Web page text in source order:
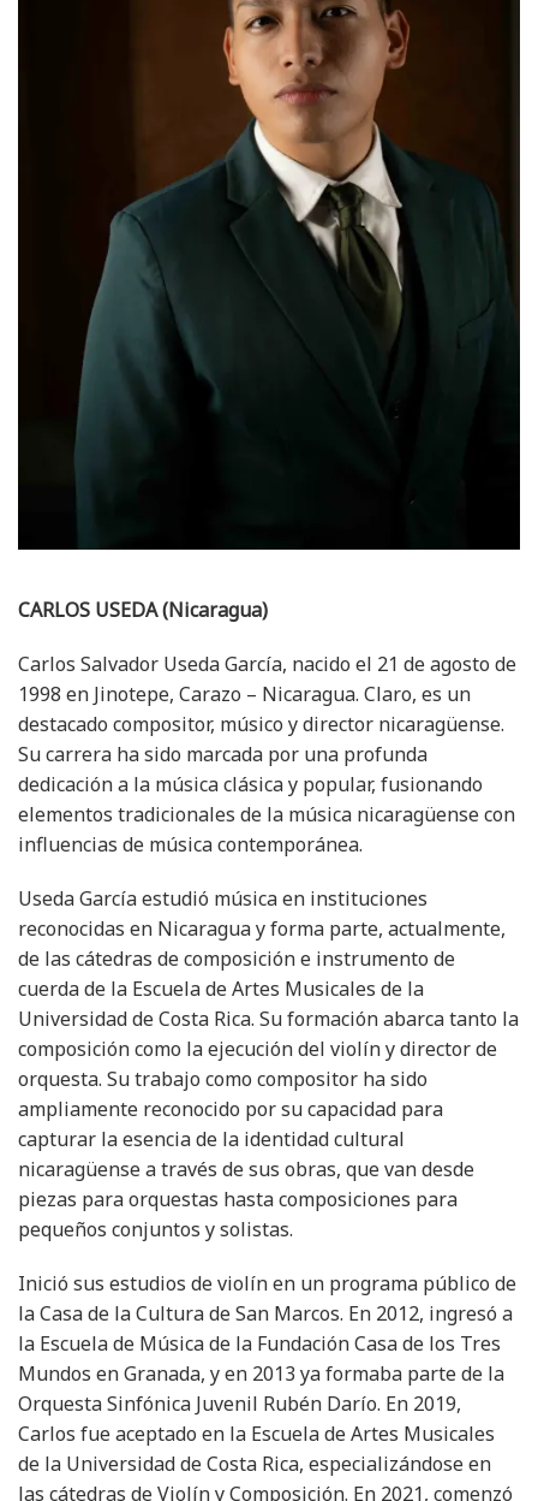
CARLOS USEDA (Nicaragua)
Carlos Salvador Useda García, nacido el 21 de agosto de
1998 en Jinotepe, Carazo – Nicaragua. Claro, es un
destacado compositor, músico y director nicaragüense.
Su carrera ha sido marcada por una profunda
dedicación a la música clásica y popular, fusionando
elementos tradicionales de la música nicaragüense con
influencias de música contemporánea.
Useda García estudió música en instituciones
reconocidas en Nicaragua y forma parte, actualmente,
de las cátedras de composición e instrumento de
cuerda de la Escuela de Artes Musicales de la
Universidad de Costa Rica. Su formación abarca tanto la
composición como la ejecución del violín y director de
orquesta. Su trabajo como compositor ha sido
ampliamente reconocido por su capacidad para
capturar la esencia de la identidad cultural
nicaragüense a través de sus obras, que van desde
piezas para orquestas hasta composiciones para
pequeños conjuntos y solistas.
Inició sus estudios de violín en un programa público de
la Casa de la Cultura de San Marcos. En 2012, ingresó a
la Escuela de Música de la Fundación Casa de los Tres
Mundos en Granada, y en 2013 ya formaba parte de la
Orquesta Sinfónica Juvenil Rubén Darío. En 2019,
Carlos fue aceptado en la Escuela de Artes Musicales
de la Universidad de Costa Rica, especializándose en
las cátedras de Violín y Composición. En 2021, comenzó